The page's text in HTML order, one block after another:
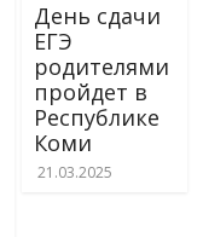
День сдачи
ЕГЭ
родителями
пройдет в
Республике
Коми
21.03.2025